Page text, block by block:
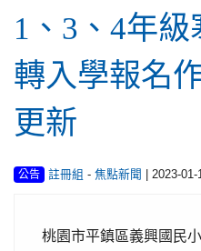
1、3、4年
轉入學報名
更新
公告 註冊組 - 焦點新聞 | 2023-
桃園市平鎮區義興國民